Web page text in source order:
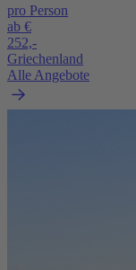
pro Person
ab €
252,-
Griechenland
Alle Angebote